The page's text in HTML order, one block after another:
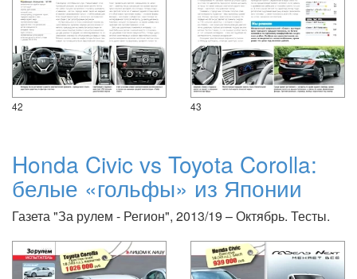
42 43
Honda Civic vs Toyota Corolla:
белые «гольфы» из Японии
Газета "За рулем - Регион", 2013/19 – Октябрь. Тесты.